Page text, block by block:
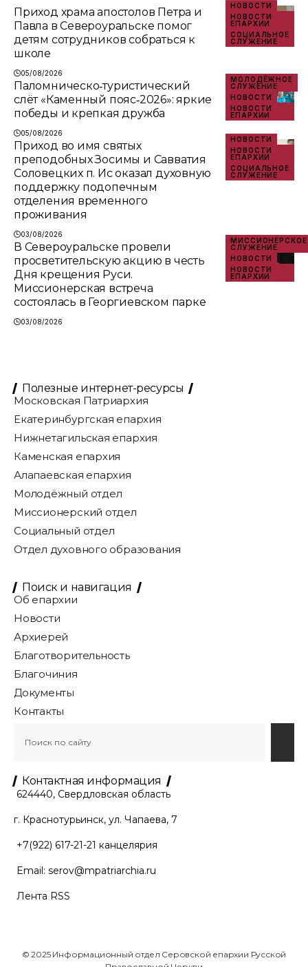
НОВОСТИ
НОВОСТИ
ЕПАРХИИ
СОЦИАЛЬНОЕ
СЛУЖЕНИЕ
Приход храма апостолов Петра и
Павла в Североуральске помог
детям сотрудников собраться к
школе
05/08/2026
МОЛОДЁЖНОЕ
СЛУЖЕНИЕ
НОВОСТИ
НОВОСТИ
ЕПАРХИИ
Паломническо‑туристический
слёт «Каменный пояс‑2026»: яркие
победы и крепкая дружба
05/08/2026
НОВОСТИ
НОВОСТИ
ЕПАРХИИ
СОЦИАЛЬНОЕ
СЛУЖЕНИЕ
Приход во имя святых
преподобных Зосимы и Савватия
Соловецких п. Ис оказал духовную
поддержку подопечным
отделения временного
проживания
03/08/2026
МИССИОНЕРСКОЕ
СЛУЖЕНИЕ
НОВОСТИ
НОВОСТИ
ЕПАРХИИ
В Североуральске провели
просветительскую акцию в честь
Дня крещения Руси.
Миссионерская встреча
состоялась в Георгиевском парке
03/08/2026
Полезные интернет-ресурсы
Московская Патриархия
Екатеринбургская епархия
Нижнетагильская епархия
Каменская епархия
Алапаевская епархия
Молодёжный отдел
Миссионерский отдел
Социальный отдел
Отдел духовного образования
Поиск и навигация
Об епархии
Новости
Архиерей
Благотворительность
Благочиния
Документы
Контакты
Контактная информация
624440, Свердловская область
г. Краснотурьинск, ул. Чапаева, 7
+7(922) 617-21-21 канцелярия
Email: serov@mpatriarchia.ru
Лента RSS
© 2025 Информационный отдел Серовской епархии Русской